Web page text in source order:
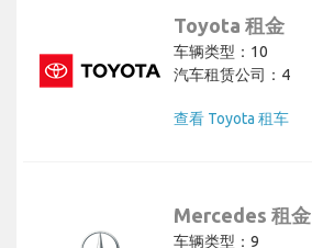
Toyota 租金
车辆类型：10
汽车租赁公司：4
查看 Toyota 租车
Mercedes 租金
车辆类型：9